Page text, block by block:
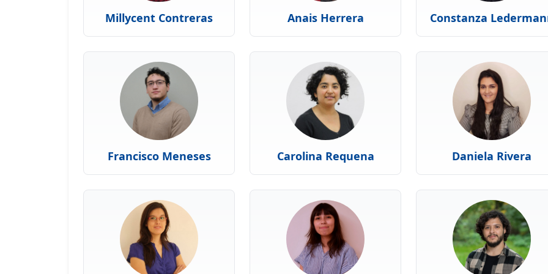
Millycent Contreras Anais Herrera Constanza
Francisco Meneses Carolina Requena Daniela Rivera